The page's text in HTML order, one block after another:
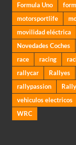
Formula Uno
motorsportlife
movilidad eléctrica
Novedades Coches
race
racing
rallycar
Rallyes
rallypassion
vehiculos electricos
WRC